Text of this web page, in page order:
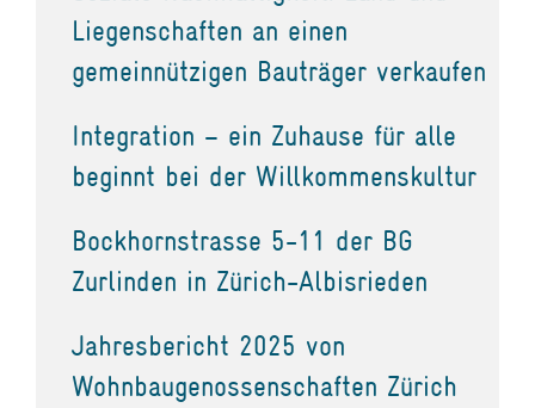
Liegenschaften an einen
gemeinnützigen Bauträger verkaufen
Integration – ein Zuhause für alle
beginnt bei der Willkommenskultur
Bockhornstrasse 5-11 der BG
Zurlinden in Zürich-Albisrieden
Jahresbericht 2025 von
Wohnbaugenossenschaften Zürich